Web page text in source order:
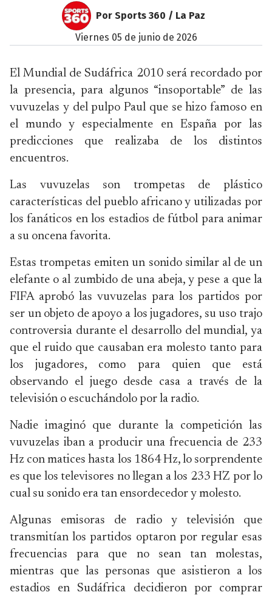
Por Sports 360 / La Paz
viernes 05 de junio de 2026
El Mundial de Sudáfrica 2010 será recordado por
la presencia, para algunos “insoportable” de las
vuvuzelas y del pulpo Paul que se hizo famoso en
el mundo y especialmente en España por las
predicciones que realizaba de los distintos
encuentros.
Las vuvuzelas son trompetas de plástico
características del pueblo africano y utilizadas por
los fanáticos en los estadios de fútbol para animar
a su oncena favorita.
Estas trompetas emiten un sonido similar al de un
elefante o al zumbido de una abeja, y pese a que la
FIFA aprobó las vuvuzelas para los partidos por
ser un objeto de apoyo a los jugadores, su uso trajo
controversia durante el desarrollo del mundial, ya
que el ruido que causaban era molesto tanto para
los jugadores, como para quien que está
observando el juego desde casa a través de la
televisión o escuchándolo por la radio.
Nadie imaginó que durante la competición las
vuvuzelas iban a producir una frecuencia de 233
Hz con matices hasta los 1864 Hz, lo sorprendente
es que los televisores no llegan a los 233 HZ por lo
cual su sonido era tan ensordecedor y molesto.
Algunas emisoras de radio y televisión que
transmitían los partidos optaron por regular esas
frecuencias para que no sean tan molestas,
mientras que las personas que asistieron a los
estadios en Sudáfrica decidieron por comprar